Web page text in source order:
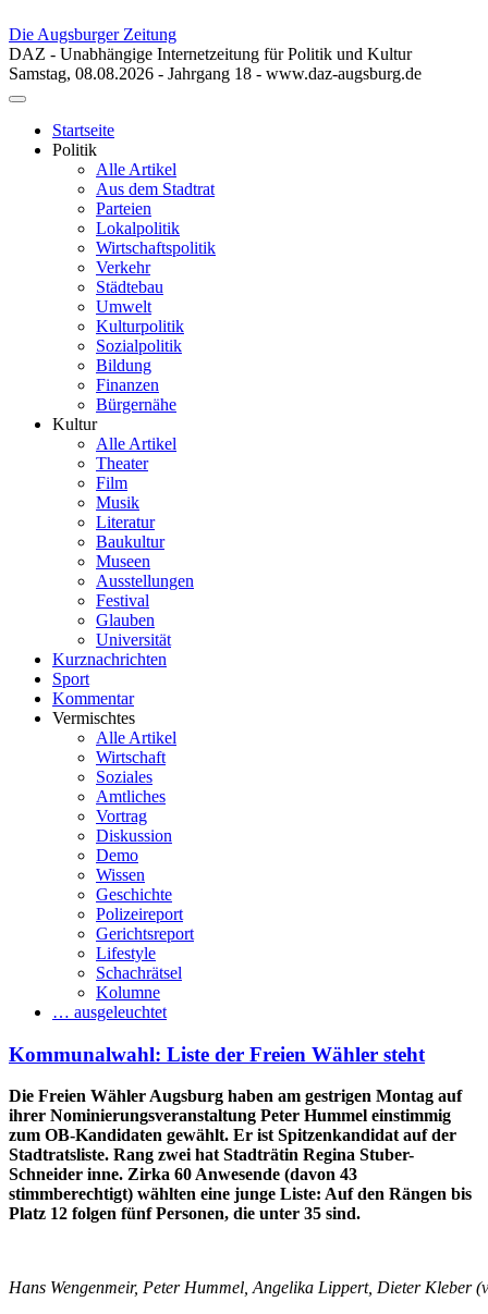
Die Augsburger Zeitung
DAZ - Unabhängige Internetzeitung für Politik und Kultur
Samstag, 08.08.2026 - Jahrgang 18 - www.daz-augsburg.de
Toggle
navigationStartseite
Politik
Alle Artikel
Aus dem Stadtrat
Parteien
Lokalpolitik
Wirtschaftspolitik
Verkehr
Städtebau
Umwelt
Kulturpolitik
Sozialpolitik
Bildung
Finanzen
Bürgernähe
Kultur
Alle Artikel
Theater
Film
Musik
Literatur
Baukultur
Museen
Ausstellungen
Festival
Glauben
Universität
Kurznachrichten
Sport
Kommentar
Vermischtes
Alle Artikel
Wirtschaft
Soziales
Amtliches
Vortrag
Diskussion
Demo
Wissen
Geschichte
Polizeireport
Gerichtsreport
Lifestyle
Schachrätsel
Kolumne
… ausgeleuchtet
Kommunalwahl: Liste der Freien Wähler steht
Die Freien Wähler Augsburg haben am gestrigen Montag auf
ihrer Nominierungsveranstaltung Peter Hummel einstimmig
zum OB-Kandidaten gewählt. Er ist Spitzenkandidat auf der
Stadtratsliste. Rang zwei hat Stadträtin Regina Stuber-
Schneider inne. Zirka 60 Anwesende (davon 43
stimmberechtigt) wählten eine junge Liste: Auf den Rängen bis
Platz 12 folgen fünf Personen, die unter 35 sind.
Hans Wengenmeir, Peter Hummel, Angelika Lippert, Dieter Kleber